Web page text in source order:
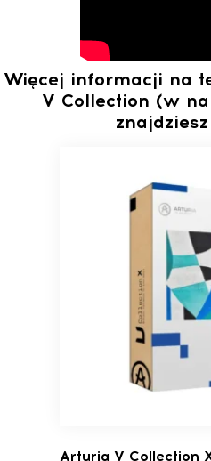
Więcej informacji na
V Collection (w
Arturia V Collection